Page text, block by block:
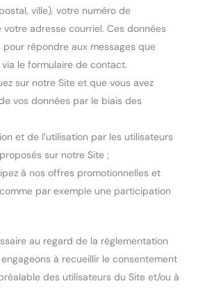
ville), votre numéro de
adresse courriel. Ces données
répondre aux messages que
le formulaire de contact.
sur notre Site et que vous avez
vos données par le biais des
et de l’utilisation par les utilisateurs
sur notre Site ;
à nos offres promotionnelles et
par exemple une participation
au regard de la réglementation
à recueillir le consentement
des utilisateurs du Site et/ou à